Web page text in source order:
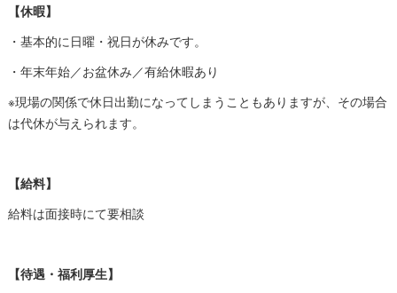
【休暇】
・基本的に日曜・祝日が休みです。
・年末年始／お盆休み／有給休暇あり
※現場の関係で休日出勤になってしまうこともありますが、その場合
は代休が与えられます。
【給料】
給料は面接時にて要相談
【待遇・福利厚生】